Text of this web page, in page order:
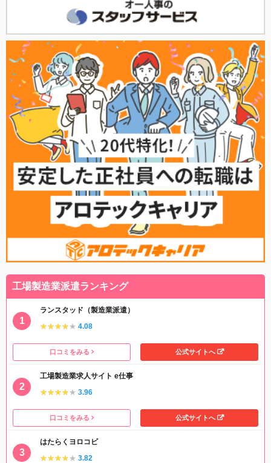
工場製造業派遣ランキング
ランスタッド（製造業派遣）
★★★★★
★★★★★ 4.08
口コミをみる 公式サイトへ
工場製造業求人サイト e仕事
★★★★★
★★★★★ 3.96
口コミをみる 公式サイトへ
はたらくヨロコビ
★★★★★
★★★★★ 3.82